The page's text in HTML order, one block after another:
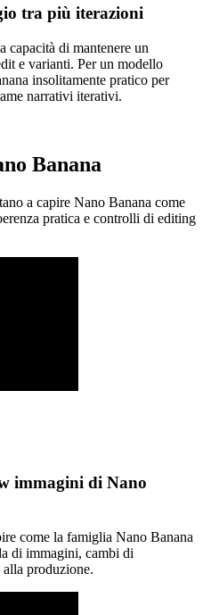
tra più iterazioni
capacità di mantenere un
e varianti. Per un modello
insolitamente pratico per
narrativi iterativi.
Banana
a capire Nano Banana come
pratica e controlli di editing
immagini di Nano
come la famiglia Nano Banana
di immagini, cambi di
produzione.